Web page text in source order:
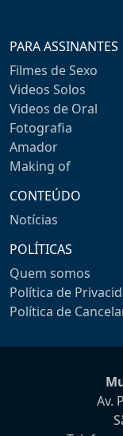
PARA ASSINANTES
Filmes de Sexo
Videos Solos
Videos de Oral
Fotografia
Amador
Making of
CONTEÚDO
Notícias
POLÍTICAS
Quem somos
Política de
Política de
Av.